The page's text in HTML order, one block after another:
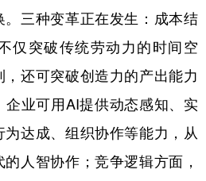
三种变革正在发生：成本结
仅突破传统劳动力的时间空
还可突破创造力的产出能力
业可用AI提供动态感知、实
达成、组织协作等能力，从
人智协作；竞争逻辑方面，